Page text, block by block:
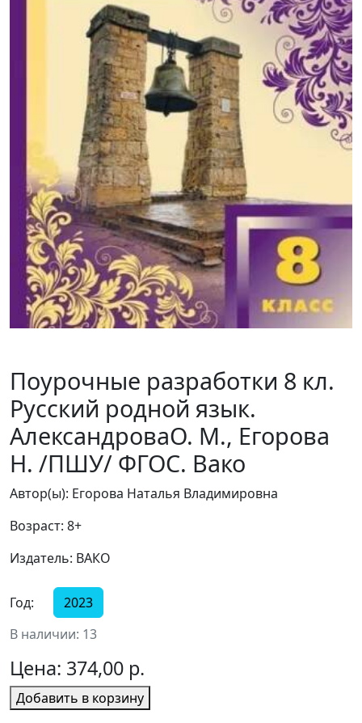
Поурочные разработки 8 кл.
Русский родной язык.
АлександроваО. М., Егорова
Н. /ПШУ/ ФГОС. Вако
Автор(ы): Егорова Наталья Владимировна
Возраст: 8+
Издатель: ВАКО
Год:
2023
В наличии: 13
Цена: 374,00 р.
Добавить в корзину